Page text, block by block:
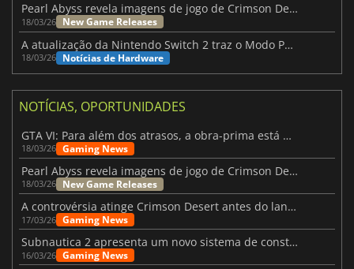
Pearl Abyss revela imagens de jogo de Crimson Desert para a PS5
18/03/26 New Game Releases
A atualização da Nintendo Switch 2 traz o Modo Portátil aos jogos mais antigos da Switch
18/03/26 Notícias de Hardware
NOTÍCIAS, OPORTUNIDADES
GTA VI: Para além dos atrasos, a obra-prima está quase a chegar
18/03/26 Gaming News
Pearl Abyss revela imagens de jogo de Crimson Desert para a PS5
18/03/26 New Game Releases
A controvérsia atinge Crimson Desert antes do lançamento
17/03/26 Gaming News
Subnautica 2 apresenta um novo sistema de construção de bases
16/03/26 Gaming News